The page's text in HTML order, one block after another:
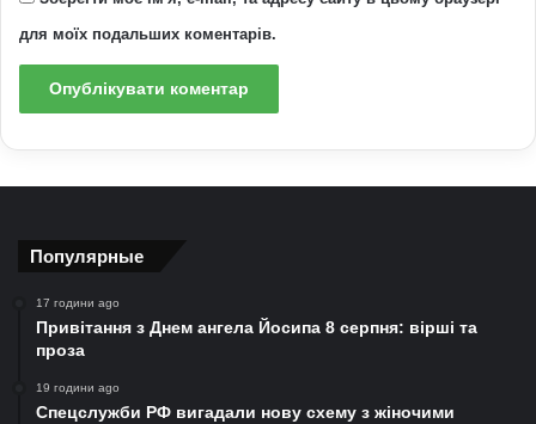
для моїх подальших коментарів.
Популярные
17 години ago
Привітання з Днем ангела Йосипа 8 серпня: вірші та
проза
19 години ago
Спецслужби РФ вигадали нову схему з жіночими